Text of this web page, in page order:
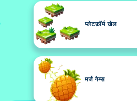
प्लेटफ़ॉर्म खेल
मर्ज गेम्स